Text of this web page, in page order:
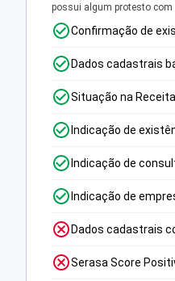
possui algum protesto
Confirmação de
Dados cadastrais
Situação na
Indicação de
Indicação de
Indicação de
Dados cadastrais
Serasa Score